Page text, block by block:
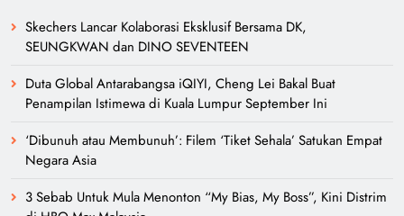
Skechers Lancar Kolaborasi Eksklusif Bersama DK,
SEUNGKWAN dan DINO SEVENTEEN
Duta Global Antarabangsa iQIYI, Cheng Lei Bakal Buat
Penampilan Istimewa di Kuala Lumpur September Ini
‘Dibunuh atau Membunuh’: Filem ‘Tiket Sehala’ Satukan Empat
Negara Asia
3 Sebab Untuk Mula Menonton “My Bias, My Boss”, Kini Distrim